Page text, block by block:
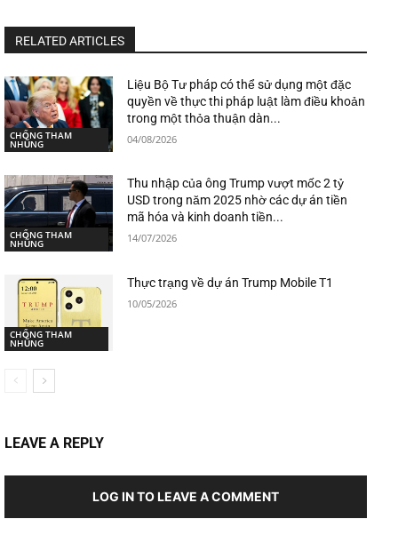
RELATED ARTICLES
CHỐNG THAM
NHŨNG
Liệu Bộ Tư pháp có thể sử dụng một đặc
quyền về thực thi pháp luật làm điều khoản
trong một thỏa thuận dàn...
04/08/2026
CHỐNG THAM
NHŨNG
Thu nhập của ông Trump vượt mốc 2 tỷ
USD trong năm 2025 nhờ các dự án tiền
mã hóa và kinh doanh tiền...
14/07/2026
CHỐNG THAM
NHŨNG
Thực trạng về dự án Trump Mobile T1
10/05/2026
LEAVE A REPLY
LOG IN TO LEAVE A COMMENT